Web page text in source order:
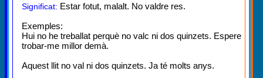
Significat: Estar fotut, malalt. No valdre res.
Exemples:
Hui no he treballat perquè no valc ni dos quinzets. Espere
trobar-me millor demà.
Aquest llit no val ni dos quinzets. Ja té molts anys.